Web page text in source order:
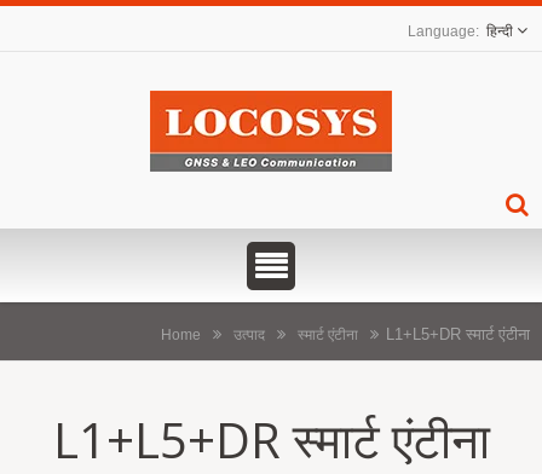
हिन्दी
Home उत्पाद स्मार्ट एंटीना L1+L5+DR स्मार्ट एंटीना
L1+L5+DR स्मार्ट एंटीना